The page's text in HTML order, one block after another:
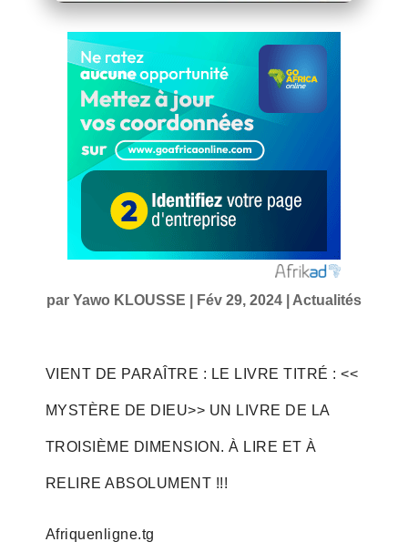
par Yawo KLOUSSE Fév 29, 2024| Actualités
VIENT DE PARAÎTRE : LE LIVRE TITRÉ : <<
MYSTÈRE DE DIEU>> UN LIVRE DE LA
TROISIÈME DIMENSION. À LIRE ET À
RELIRE ABSOLUMENT !!!
Afriquenligne.tg